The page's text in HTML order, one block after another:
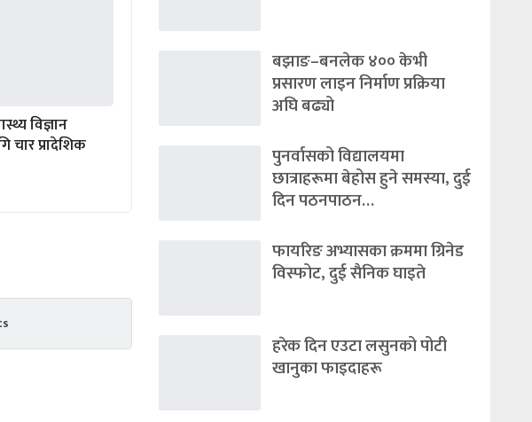
विज्ञान
चार प्रादेशिक
बझाङ–बनलेक ४०० केभी
प्रसारण लाइन निर्माण प्रक्रिया
अघि बढ्यो
पुनर्वासको विद्यालयमा
छात्राहरूमा बेहोस हुने समस्या, दुई
दिन पठनपाठन…
फायरिङ अभ्यासका क्रममा ग्रिनेड
विस्फोट, दुई सैनिक घाइते
हरेक दिन एउटा लसुनको पोटी
खानुका फाइदाहरू